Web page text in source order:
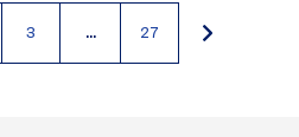
Página
3 … 27